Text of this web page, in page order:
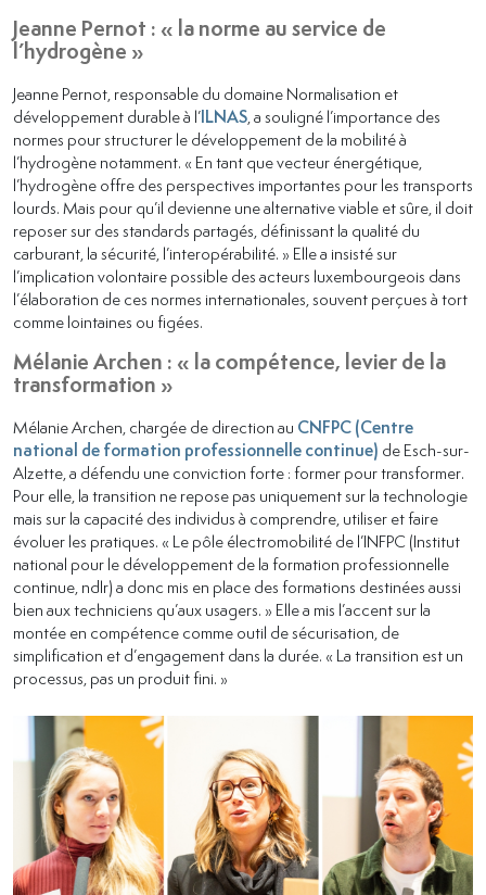
Jeanne Pernot : « la norme au service de
l’hydrogène »
Jeanne Pernot, responsable du domaine Normalisation et
développement durable à l’ILNAS , a souligné l’importance des
normes pour structurer le développement de la mobilité à
l’hydrogène notamment. « En tant que vecteur énergétique,
l’hydrogène offre des perspectives importantes pour les transports
lourds. Mais pour qu’il devienne une alternative viable et sûre, il doit
reposer sur des standards partagés, définissant la qualité du
carburant, la sécurité, l’interopérabilité. » Elle a insisté sur
l’implication volontaire possible des acteurs luxembourgeois dans
l’élaboration de ces normes internationales, souvent perçues à tort
comme lointaines ou figées.
Mélanie Archen : « la compétence, levier de la
transformation »
Mélanie Archen, chargée de direction au CNFPC (Centre
national de formation professionnelle continue) de Esch-sur-
Alzette, a défendu une conviction forte : former pour transformer.
Pour elle, la transition ne repose pas uniquement sur la technologie
mais sur la capacité des individus à comprendre, utiliser et faire
évoluer les pratiques. « Le pôle électromobilité de l’INFPC (Institut
national pour le développement de la formation professionnelle
continue, ndlr) a donc mis en place des formations destinées aussi
bien aux techniciens qu’aux usagers. » Elle a mis l’accent sur la
montée en compétence comme outil de sécurisation, de
simplification et d’engagement dans la durée. « La transition est un
processus, pas un produit fini. »